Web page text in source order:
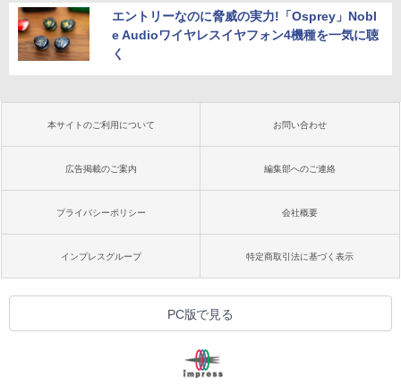
エントリーなのに脅威の実力!「Osprey」Nobl
e Audioワイヤレスイヤフォン4機種を一気に聴
く
本サイトのご利用について お問い合わせ
広告掲載のご案内 編集部へのご連絡
プライバシーポリシー 会社概要
インプレスグループ 特定商取引法に基づく表示
PC版で見る